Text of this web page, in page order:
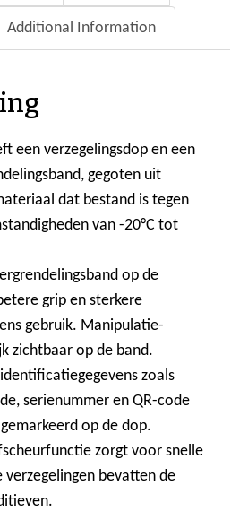
Additional Information
een verzegelingsdop en een
gegoten uit
dat bestand is tegen
van -20°C tot
op de
grip en sterkere
gebruik. Manipulatie-
zichtbaar op de band.
zoals
serienummer en QR-code
op de dop.
zorgt voor snelle
verzegelingen bevatten de